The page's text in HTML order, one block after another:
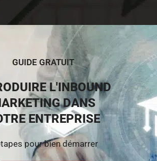
GUIDE GRATUIT
L'INBOUND
DANS
ENTREPRISE
pour bien démarrer